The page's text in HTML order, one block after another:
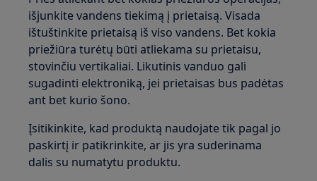
išjunkite vandens tiekimą į prietaisą. Visada
ištuštinkite prietaisą iš viso vandens. Bet kokia
priežiūra turėtų būti atliekama su prietaisu,
stovinčiu vertikaliai. Likutinis vanduo gali
sugadinti elektroniką, jei prietaisas bus padėtas
ant bet kurio šono.
Įsitikinkite, kad produktą naudojate tik pagal jo
paskirtį ir patikrinkite, ar jis yra suderinama
dalis su numatytu produktu.